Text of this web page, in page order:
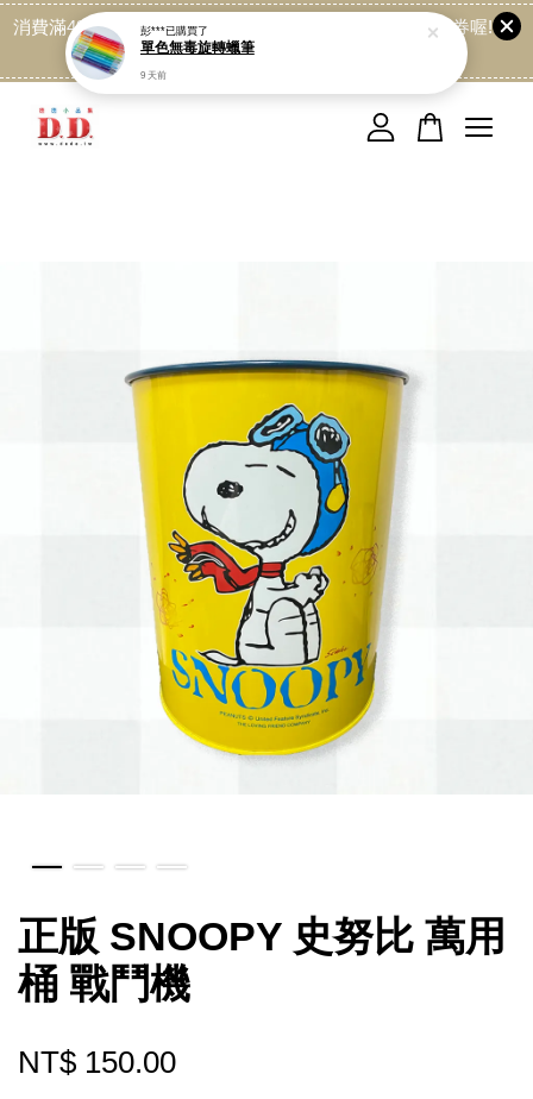
消費滿499免運喔, 記得加LINE:@dede168 領取專屬折扣券喔!
點我
正版 SNOOPY 史努比 萬用
桶 戰鬥機
NT$ 150.00
您的購物車目前還是空的。
彭***已購買了
單色無毒旋轉蠟筆
9 天前